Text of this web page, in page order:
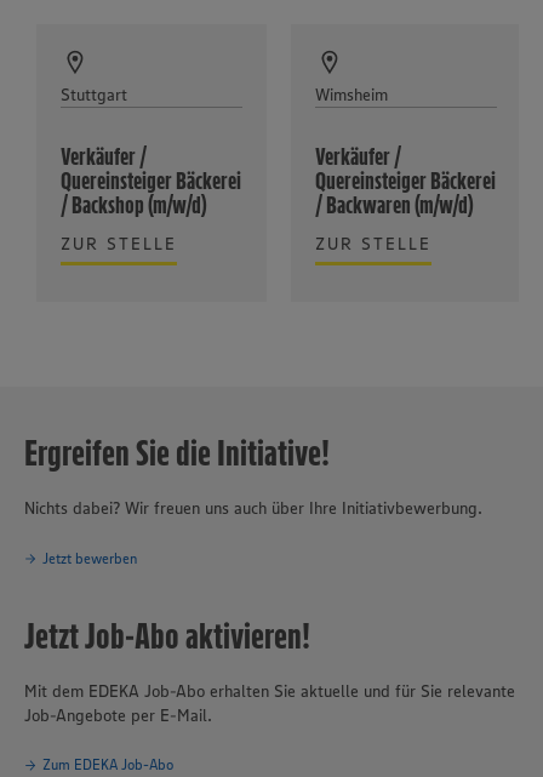
Stuttgart
Verkäufer /
Quereinsteiger Bäckerei
/ Backshop (m/w/d)
ZUR STELLE
Wimsheim
Verkäufer /
Quereinsteiger Bäckerei
/ Backwaren (m/w/d)
ZUR STELLE
Ergreifen Sie die Initiative!
Nichts dabei? Wir freuen uns auch über Ihre Initiativbewerbung.
Jetzt bewerben
Jetzt Job-Abo aktivieren!
Mit dem EDEKA Job-Abo erhalten Sie aktuelle und für Sie relevante
Job-Angebote per E-Mail.
Zum EDEKA Job-Abo